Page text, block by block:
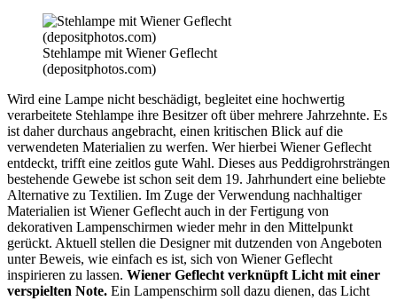
Stehlampe mit Wiener Geflecht
(depositphotos.com)
Wird eine Lampe nicht beschädigt, begleitet eine hochwertig
verarbeitete Stehlampe ihre Besitzer oft über mehrere Jahrzehnte. Es
ist daher durchaus angebracht, einen kritischen Blick auf die
verwendeten Materialien zu werfen. Wer hierbei Wiener Geflecht
entdeckt, trifft eine zeitlos gute Wahl. Dieses aus Peddigrohrsträngen
bestehende Gewebe ist schon seit dem 19. Jahrhundert eine beliebte
Alternative zu Textilien. Im Zuge der Verwendung nachhaltiger
Materialien ist Wiener Geflecht auch in der Fertigung von
dekorativen Lampenschirmen wieder mehr in den Mittelpunkt
gerückt. Aktuell stellen die Designer mit dutzenden von Angeboten
unter Beweis, wie einfach es ist, sich von Wiener Geflecht
inspirieren zu lassen. Wiener Geflecht verknüpft Licht mit einer
verspielten Note. Ein Lampenschirm soll dazu dienen, das Licht